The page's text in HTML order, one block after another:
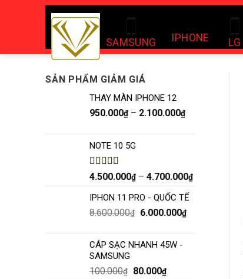
SAMSUNG IPHONE LG
SẢN PHẨM GIẢM GIÁ
THAY MÀN IPHONE 12
950.000₫– 2.100.000₫
NOTE 10 5G
Được xếp
5
sao
4.500.000₫– 4.700.000₫
IPHON 11 PRO - QUỐC TẾ
8.600.000₫ 6.000.000₫
CÁP SẠC NHANH 45W -
SAMSUNG
100.000₫ 80.000₫